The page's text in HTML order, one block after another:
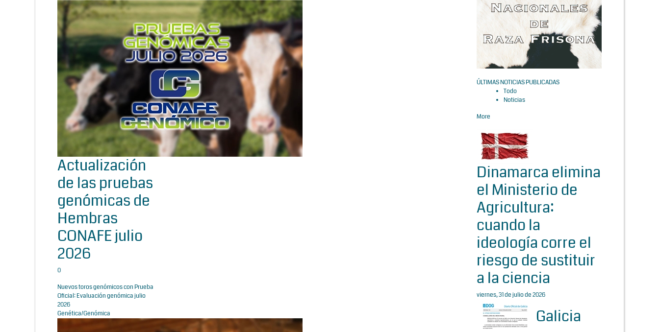
Actualización
de las pruebas
genómicas de
Hembras
CONAFE julio
2026
0
Nuevos toros genómicos con Prueba
Oficial: Evaluación genómica julio
2026
Genética/Genómica
ÚLTIMAS NOTICIAS PUBLICADAS
Todo
Noticias
More
Dinamarca elimina
el Ministerio de
Agricultura:
cuando la
ideología corre el
riesgo de sustituir
a la ciencia
viernes, 31 de julio de 2026
Galicia